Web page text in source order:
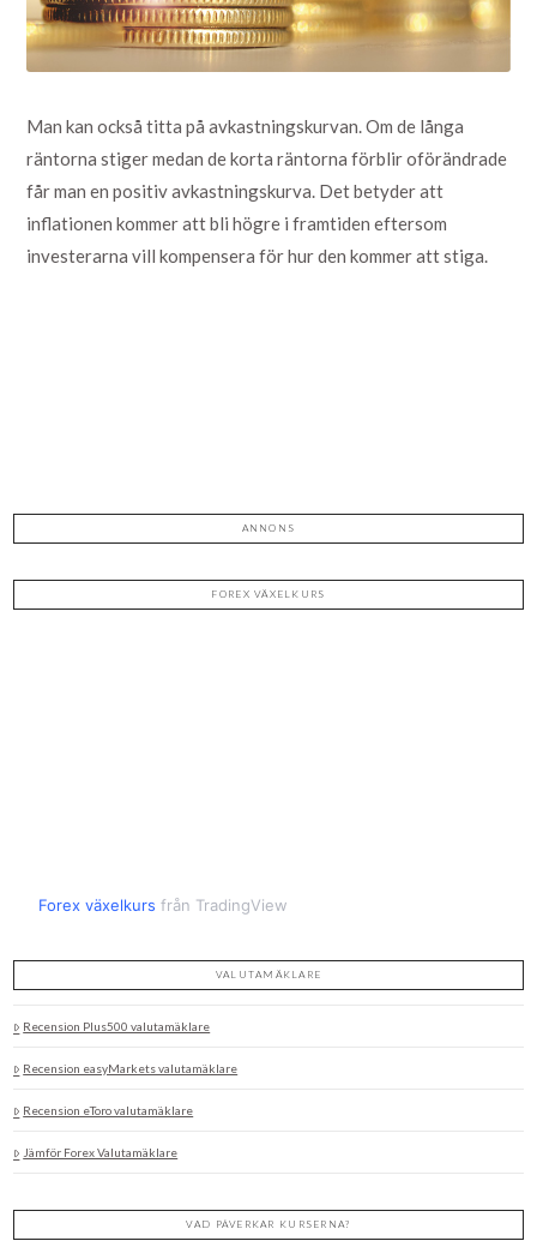
Man kan också titta på avkastningskurvan. Om de långa
räntorna stiger medan de korta räntorna förblir oförändrade
får man en positiv avkastningskurva. Det betyder att
inflationen kommer att bli högre i framtiden eftersom
investerarna vill kompensera för hur den kommer att stiga.
ANNONS
FOREX VÄXELKURS
Forex växelkurs från TradingView
VALUTAMÄKLARE
Recension Plus500 valutamäklare
Recension easyMarkets valutamäklare
Recension eToro valutamäklare
Jämför Forex Valutamäklare
VAD PÅVERKAR KURSERNA?